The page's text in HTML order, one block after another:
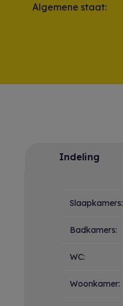
Algemene staat:
Indeling
Slaapkamers:
Badkamers:
WC:
Woonkamer: